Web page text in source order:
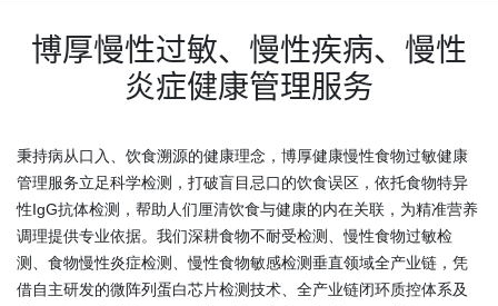
博厚慢性过敏、慢性疾病、慢性
炎症健康管理服务
秉持病从口入、饮食溯源的健康理念，博厚健康慢性食物过敏健康
管理服务立足科学检测，打破盲目忌口的饮食误区，依托食物特异
性IgG抗体检测，帮助人们厘清饮食与健康的内在关联，为精准营养
调理提供专业依据。我们深耕食物不耐受检测、慢性食物过敏检
测、食物慢性炎症检测、慢性食物敏感检测垂直领域全产业链，凭
借自主研发的微阵列蛋白芯片检测技术、全产业链闭环质控体系及